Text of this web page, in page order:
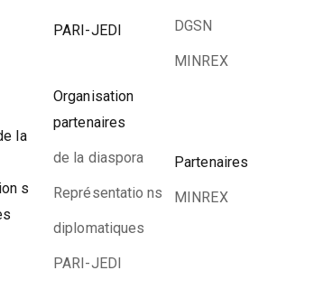
PARI-JEDI DGSN
MINREX
la
s
Organisation
partenaires
de la diaspora
Représentatio ns
diplomatiques
PARI-JEDI
Partenaires
MINREX